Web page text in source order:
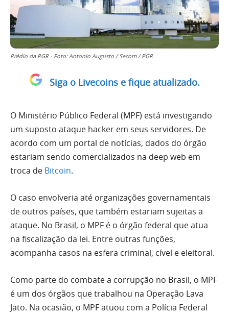
Prédio da PGR - Foto: Antonio Augusto / Secom / PGR
Siga o Livecoins e fique atualizado.
O Ministério Público Federal (MPF) está investigando
um suposto ataque hacker em seus servidores. De
acordo com um portal de notícias, dados do órgão
estariam sendo comercializados na deep web em
troca de Bitcoin.
O caso envolveria até organizações governamentais
de outros países, que também estariam sujeitas a
ataque. No Brasil, o MPF é o órgão federal que atua
na fiscalização da lei. Entre outras funções,
acompanha casos na esfera criminal, cível e eleitoral.
Como parte do combate a corrupção no Brasil, o MPF
é um dos órgãos que trabalhou na Operação Lava
Jato. Na ocasião, o MPF atuou com a Polícia Federal